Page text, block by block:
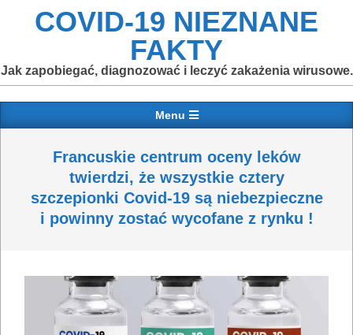
COVID-19 NIEZNANE
FAKTY
Jak zapobiegać, diagnozować i leczyć zakażenia wirusowe.
Navigation
Menu
Francuskie centrum oceny leków
twierdzi, że wszystkie cztery
szczepionki Covid-19 są niebezpieczne
i powinny zostać wycofane z rynku !